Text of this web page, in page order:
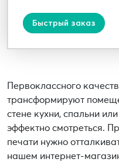
Быстрый заказ
Первоклассного
трансформируют
стене кухни, спальни
эффектно смотреться.
печати нужно
нашем интернет-